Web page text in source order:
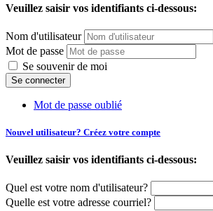
Veuillez saisir vos identifiants ci-dessous:
Nom d'utilisateur
Mot de passe
Se souvenir de moi
Mot de passe oublié
Nouvel utilisateur? Créez votre compte
Veuillez saisir vos identifiants ci-dessous:
Quel est votre nom d'utilisateur?
Quelle est votre adresse courriel?